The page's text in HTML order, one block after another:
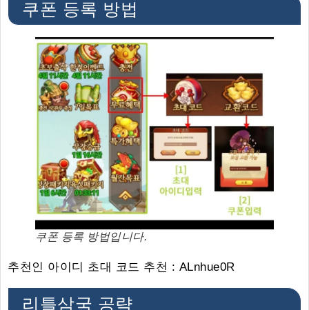
쿠폰 등록 방법
쿠폰 등록 방법입니다.
추천인 아이디 초대 코드 추천 : ALnhue0R
리틀삼국 공략